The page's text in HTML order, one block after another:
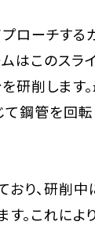
ローチする
はこのスラ
研削します
鋼管を回
り、研削
。これによ